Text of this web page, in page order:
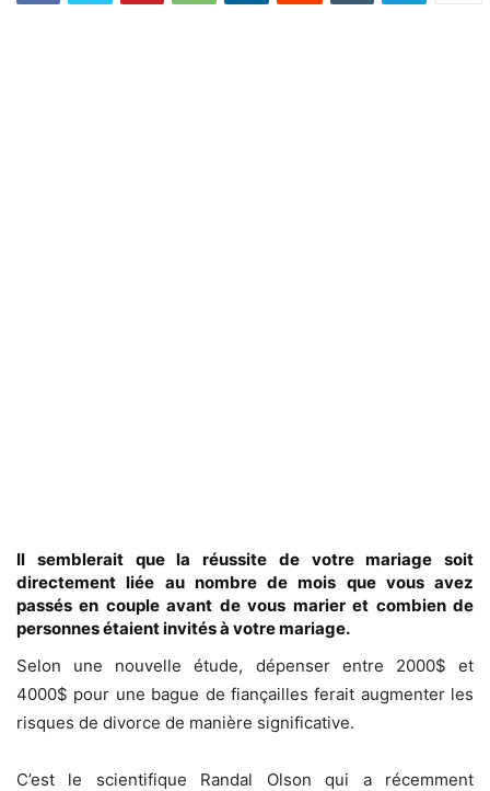
Il semblerait que la réussite de votre mariage soit
directement liée au nombre de mois que vous avez
passés en couple avant de vous marier et combien de
personnes étaient invités à votre mariage.
Selon une nouvelle étude, dépenser entre 2000$ et
4000$ pour une bague de fiançailles ferait augmenter les
risques de divorce de manière significative.
C’est le scientifique Randal Olson qui a récemment